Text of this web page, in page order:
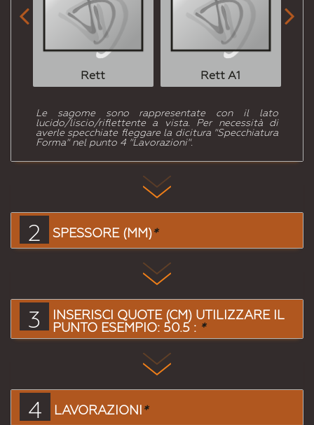
Rett Rett A1
 
Le sagome sono rappresentate con il lato
lucido/liscio/riflettente a vista. Per necessità di
averle specchiate fleggare la dicitura "Specchiatura
Forma" nel punto 4 "Lavorazioni".
2 SPESSORE (MM)*
3
INSERISCI QUOTE (CM) UTILIZZARE IL
PUNTO ESEMPIO: 50.5 : *
4 LAVORAZIONI*